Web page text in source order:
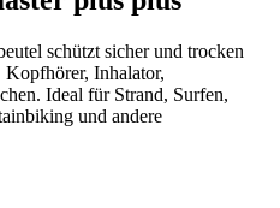
schützt sicher und trocken
Inhalator,
Ideal für Strand, Surfen,
und andere